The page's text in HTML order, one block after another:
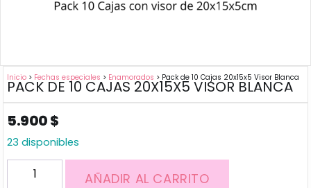
Inicio > Fechas especiales > Enamorados > Pack de 10 Cajas 20x15x5 Visor Blanca
PACK DE 10 CAJAS 20X15X5 VISOR BLANCA
5.900$
23 disponibles
AÑADIR AL CARRITO